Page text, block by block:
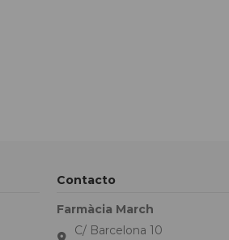
Contacto
Farmàcia March
C/ Barcelona 10